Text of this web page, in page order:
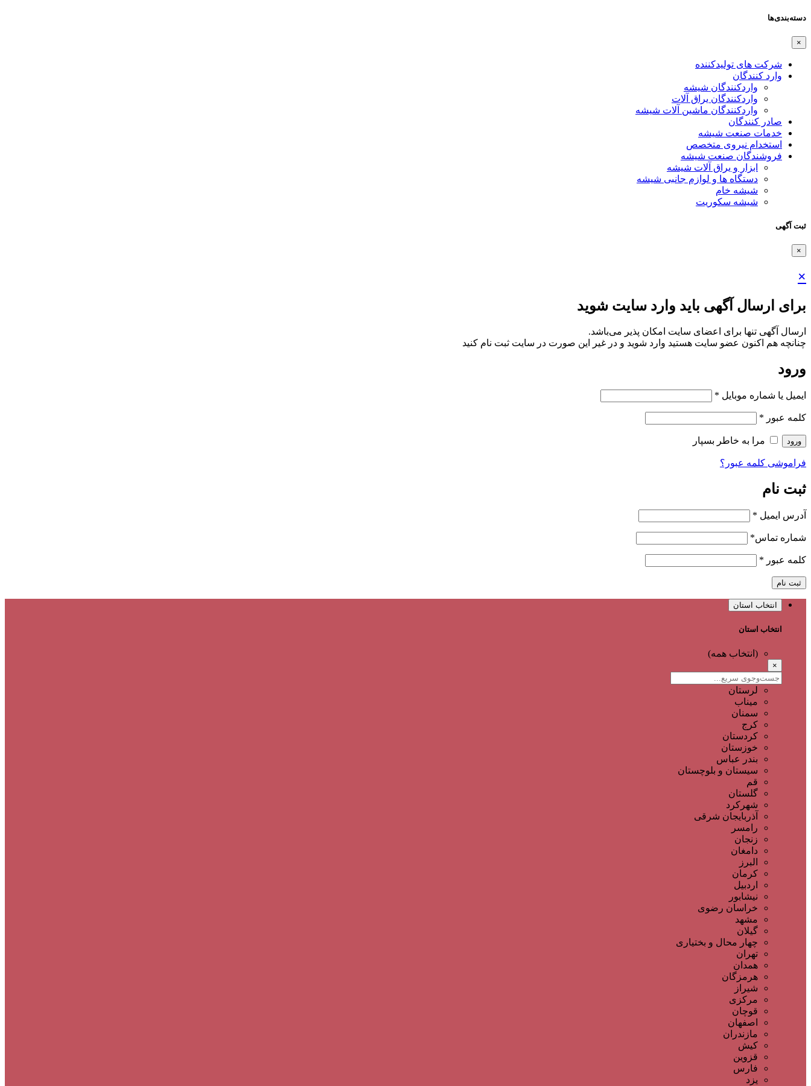
دسته‌بندی‌ها
×
شرکت های تولیدکننده
وارد کنندگان
واردکنندگان شیشه
واردکنندگان یراق آلات
واردکنندگان ماشین آلات شیشه
صادر کنندگان
خدمات صنعت شیشه
استخدام نیروی متخصص
فروشندگان صنعت شیشه
ابزار و یراق آلات شیشه
دستگاه ها و لوازم جانبی شیشه
شیشه خام
شیشه سکوریت
ثبت آگهی
×
×
برای ارسال آگهی باید وارد سایت شوید
ارسال آگهی تنها برای اعضای سایت امکان پذیر می‌باشد.
چنانچه هم‌ اکنون عضو سایت هستید وارد شوید و در غیر این صورت در سایت ثبت نام کنید
ورود
ایمیل یا شماره موبایل *
کلمه عبور *
ورود مرا به خاطر بسپار
فراموشی کلمه عبور؟
ثبت نام
آدرس ایمیل *
شماره تماس*
کلمه عبور *
ثبت نام
انتخاب استان
انتخاب استان
(انتخاب همه)
×
لرستان
میناب
سمنان
کرج
کردستان
خوزستان
بندر عباس
سیستان و بلوچستان
قم
گلستان
شهرکرد
آذربایجان شرقی
رامسر
زنجان
دامغان
البرز
کرمان
اردبیل
نیشابور
خراسان رضوی
مشهد
گیلان
چهار محال و بختیاری
تهران
همدان
هرمزگان
شیراز
مرکزی
قوچان
اصفهان
مازندران
کیش
قزوین
فارس
یزد